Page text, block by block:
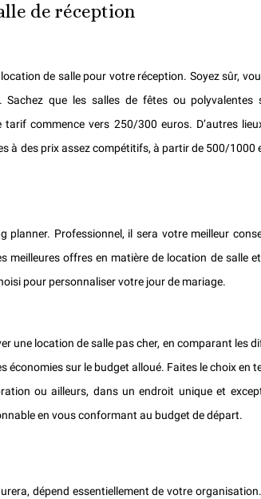
de réception
de salle pour votre réception. Soyez sûr,
que les salles de fêtes ou polyvalentes
commence vers 250/300 euros. D’autres
à des prix assez compétitifs, à partir de 500/1000
Professionnel, il sera votre meilleur
offres en matière de location de salle
pour personnaliser votre jour de mariage.
une location de salle pas cher, en comparant les
sur le budget alloué. Faites le choix en
ou ailleurs, dans un endroit unique et
en vous conformant au budget de départ.
dépend essentiellement de votre